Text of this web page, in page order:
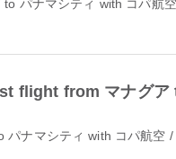
flight from マナグア